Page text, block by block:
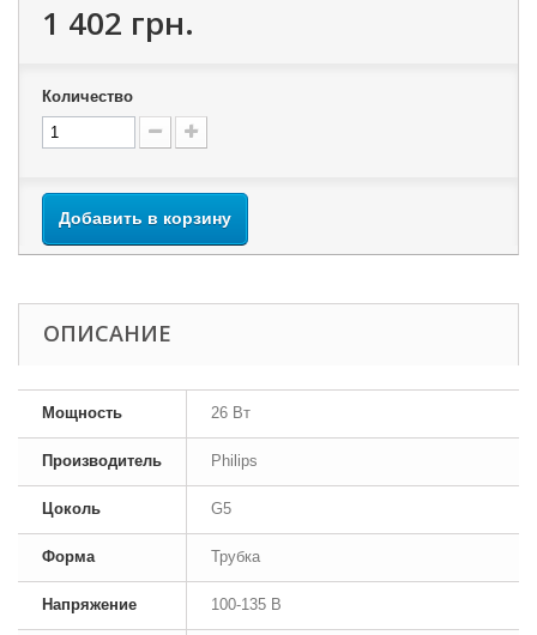
1 402 грн.
Количество
Добавить в корзину
ОПИСАНИЕ
Мощность 26 Вт
Производитель Philips
Цоколь G5
Форма Трубка
Напряжение 100-135 В